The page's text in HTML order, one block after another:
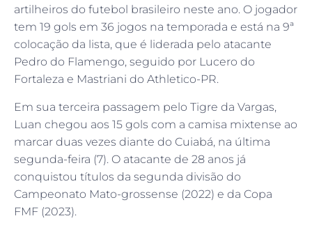
artilheiros do futebol brasileiro neste ano. O jogador
tem 19 gols em 36 jogos na temporada e está na 9ª
colocação da lista, que é liderada pelo atacante
Pedro do Flamengo, seguido por Lucero do
Fortaleza e Mastriani do Athletico-PR.
Em sua terceira passagem pelo Tigre da Vargas,
Luan chegou aos 15 gols com a camisa mixtense ao
marcar duas vezes diante do Cuiabá, na última
segunda-feira (7). O atacante de 28 anos já
conquistou títulos da segunda divisão do
Campeonato Mato-grossense (2022) e da Copa
FMF (2023).